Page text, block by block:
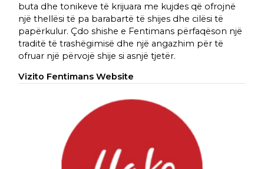
buta dhe tonikeve të krijuara me kujdes që ofrojnë
një thellësi të pa barabartë të shijes dhe cilësi të
papërkulur. Çdo shishe e Fentimans përfaqëson një
traditë të trashëgimisë dhe një angazhim për të
ofruar një përvojë shije si asnjë tjetër.
Vizito Fentimans Website